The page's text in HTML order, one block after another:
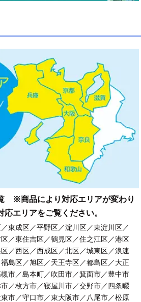
※商品により対応エリアが変わり
応エリアをご覧ください。
東成区／平野区／淀川区／東淀川区／
／東住吉区／鶴見区／住之江区／港区
／西区／西成区／北区／城東区／浪速
島区／旭区／天王寺区／都島区／大正
市／島本町／吹田市／箕面市／豊中市
／枚方市／寝屋川市／交野市／四条畷
市／守口市／東大阪市／八尾市／松原